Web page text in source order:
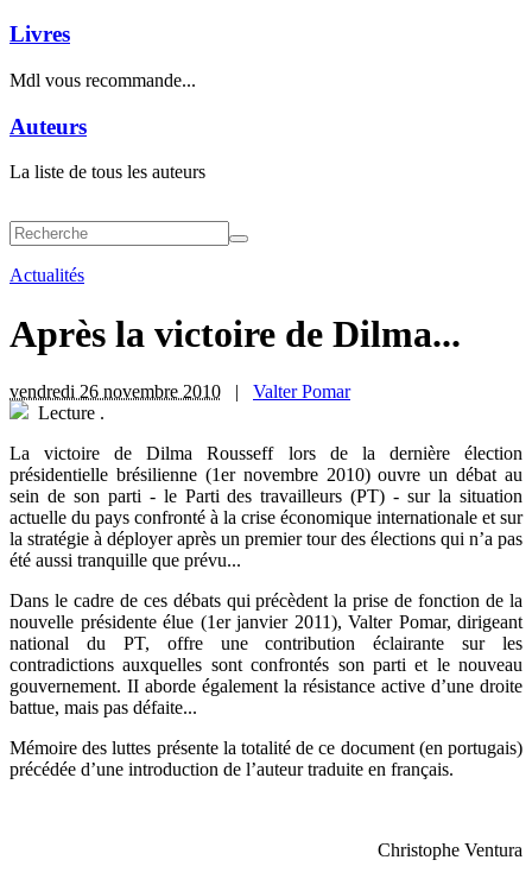
Livres
Mdl vous recommande...
Auteurs
La liste de tous les auteurs
Actualités
Après la victoire de Dilma...
vendredi 26 novembre 2010 | Valter Pomar
Lecture .
La victoire de Dilma Rousseff lors de la dernière élection
présidentielle brésilienne (1er novembre 2010) ouvre un débat au
sein de son parti - le Parti des travailleurs (PT) - sur la situation
actuelle du pays confronté à la crise économique internationale et sur
la stratégie à déployer après un premier tour des élections qui n’a pas
été aussi tranquille que prévu...
Dans le cadre de ces débats qui précèdent la prise de fonction de la
nouvelle présidente élue (1er janvier 2011), Valter Pomar, dirigeant
national du PT, offre une contribution éclairante sur les
contradictions auxquelles sont confrontés son parti et le nouveau
gouvernement. II aborde également la résistance active d’une droite
battue, mais pas défaite...
Mémoire des luttes présente la totalité de ce document (en portugais)
précédée d’une introduction de l’auteur traduite en français.
Christophe Ventura